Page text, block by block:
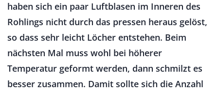
haben sich ein paar Luftblasen im Inneren des
Rohlings nicht durch das pressen heraus gelöst,
so dass sehr leicht Löcher entstehen. Beim
nächsten Mal muss wohl bei höherer
Temperatur geformt werden, dann schmilzt es
besser zusammen. Damit sollte sich die Anzahl